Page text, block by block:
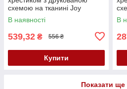
схемою на тканині Joy
Sunday Жінка у квітах R896
В наявності
539,32 ₴ 556 ₴
Купити
В
Показати ще